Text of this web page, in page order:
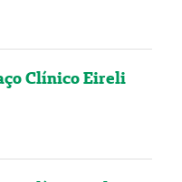
Clínico Eireli